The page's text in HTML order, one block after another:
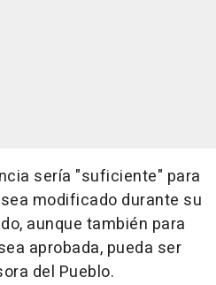
sería "suficiente" para
modificado durante su
aunque también para
aprobada, pueda ser
del Pueblo.